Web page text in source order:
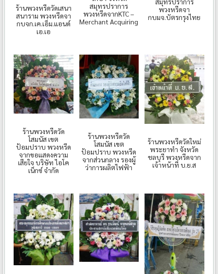
ร้านพวงหรีดวัดเสนา
สนาราม พวงหรีดจา
กบจก.เค.เอ็ม.แอนด์
เอ.เอ
สมุทรปราการ
พวงหรีดจากKTC –
Merchant Acquiring
พวงหรีดจา
กบมจ.บัตรกรุงไทย
ร้านพวงหรีดวัด
โสมนัส เขต
ป้อมปราบ พวงหรีด
จากขอแสดงความ
เสียใจ บริษัท ไอโค
เน็กซ์ จำกัด
ร้านพวงหรีดวัด
โสมนัส เขต
ป้อมปราบ พวงหรีด
จากส่วนกลาง รองผู้
ว่าการผลิตไฟฟ้า
ร้านพวงหรีดวัดใหม่
พระยาทำ จังหวัด
ชลบุรี พวงหรีดจาก
เจ้าหน้าที่ บ.ย.ส